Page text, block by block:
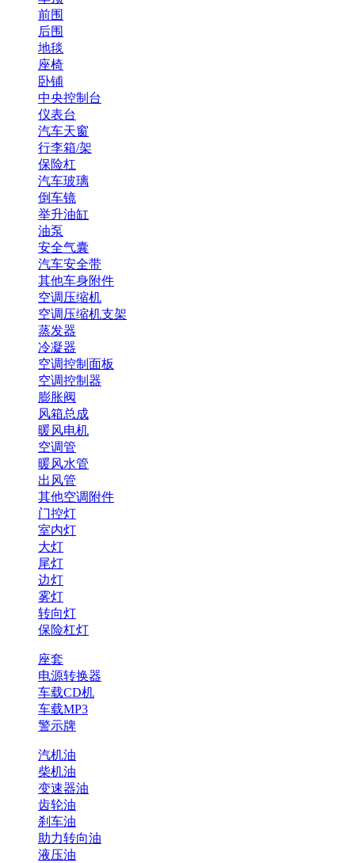
前围
后围
地毯
座椅
卧铺
中央控制台
仪表台
汽车天窗
行李箱/架
保险杠
汽车玻璃
倒车镜
举升油缸
油泵
安全气囊
汽车安全带
其他车身附件
空调压缩机
空调压缩机支架
蒸发器
冷凝器
空调控制面板
空调控制器
膨胀阀
风箱总成
暖风电机
空调管
暖风水管
出风管
其他空调附件
门控灯
室内灯
大灯
尾灯
边灯
雾灯
转向灯
保险杠灯
座套
电源转换器
车载CD机
车载MP3
警示牌
汽机油
柴机油
变速器油
齿轮油
刹车油
助力转向油
液压油